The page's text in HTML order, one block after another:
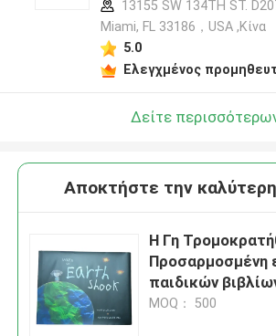
13155 SW 134TH ST.
Miami, FL 33186，USA ,Κίνα
5.0
Ελεγχμένος
Δείτε
Αποκτήστε την καλύτερη
Η Γη
Προσαρμοσμένη
παιδικών
χρώμα και ματ
MOQ： 500